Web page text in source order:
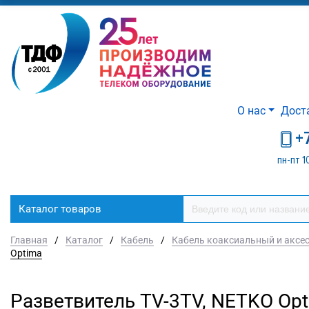
О нас
пн-пт
Каталог товаров
Главная / Каталог / Кабель /
Кабель коаксиальный и
Optima
Разветвитель TV-3TV, NETKO